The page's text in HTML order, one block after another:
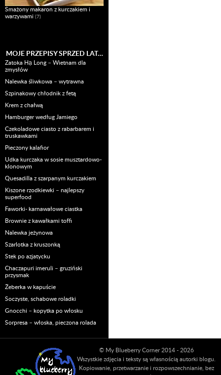
Smażony makaron z kurczakiem i
warzywami (7)
MOJE PRZEPISY SPRZED LAT…
Zatoka Hạ Long – Wietnam dla
zmysłów
Nalewka śliwkowa – wytrawna
Szpinakowy chłodnik z fetą
Krem z chałwą
Hamburger według Jamiego
Czekoladowe ciasto z rabarbarem i
truskawkami
Pieczony kalafior
Udka kurczaka w sosie musztardowo-
klonowym
Quesadilla z szarpanym kurczakiem
Kiszone rzodkiewki – najlepszy
superfood
Faworki- karnawałowe ciastka
Brownie z kawałkami toffi
Nalewka jeżynowa
Szarlotka z kruszonką
Stek po azjatycku
Chaczapuri imeruli – gruziński
przysmak
Żeberka w kapuście
Soczyste, schabowe roladki
Gnocchi – kopytka po włosku
Sorpresa – włoska, pieczona rolada
© My Blueberry Corner 2014 - 2026
Wszystkie zdjęcia i teksty są własnością autorki blogu.
Kopiowanie, przetwarzanie i rozpowszechnianie, bez